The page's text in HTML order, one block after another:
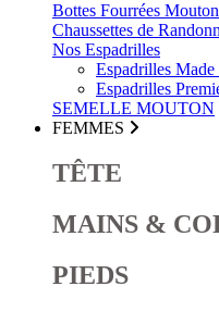
Bottes Fourrées Mouton
Chaussettes de
Nos Espadrilles
Espadrilles Made
Espadrilles
SEMELLE MOUTON
FEMMES
TÊTE
MAINS &
PIEDS